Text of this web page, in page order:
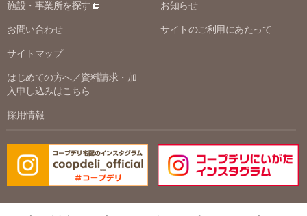
施設・事業所を探す
お問い合わせ
サイトマップ
はじめての方へ／資料請求・加
入申し込みはこちら
採用情報
お知らせ
サイトのご利用にあたって